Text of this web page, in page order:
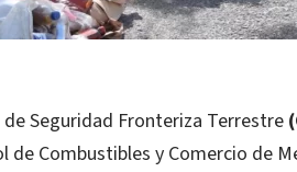
de Seguridad Fronteriza Terrestre
de Combustibles y Comercio de